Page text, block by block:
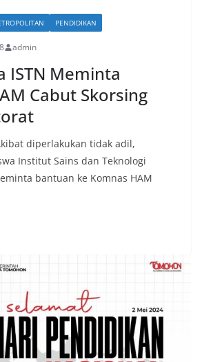
PENDIDIKAN
admin
ISTN Meminta
Cabut Skorsing
diperlakukan tidak adil,
Institut Sains dan Teknologi
bantuan ke Komnas HAM